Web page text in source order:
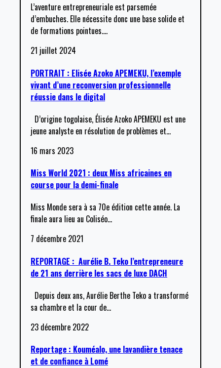
L’aventure entrepreneuriale est parsemée
d’embuches. Elle nécessite donc une base solide et
de formations pointues.…
21 juillet 2024
PORTRAIT : Elisée Azoko APEMEKU, l’exemple
vivant d’une reconversion professionnelle
réussie dans le digital
D’origine togolaise, Élisée Azoko APEMEKU est une
jeune analyste en résolution de problèmes et…
16 mars 2023
Miss World 2021 : deux Miss africaines en
course pour la demi-finale
Miss Monde sera à sa 70e édition cette année. La
finale aura lieu au Coliséo…
7 décembre 2021
REPORTAGE : Aurélie B. Teko l’entrepreneure
de 21 ans derrière les sacs de luxe DACH
Depuis deux ans, Aurélie Berthe Teko a transformé
sa chambre et la cour de…
23 décembre 2022
Reportage : Kouméalo, une lavandière tenace
et de confiance à Lomé